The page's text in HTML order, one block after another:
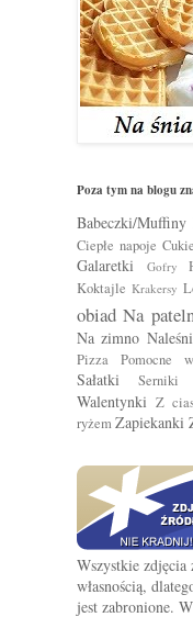
Poza tym na blogu
Babeczki/Muffiny
Ciepłe napoje
Galaretki
Gofry
Koktajle Krakersy
obiad Na
Na zimno
Pizza Pomocne
Sałatki Serniki
Walentynki Z
ryżemZapiekanki
Wszystkie zdjęcia
własnością,
jest zabronione.